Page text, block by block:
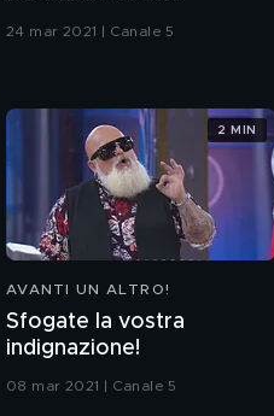
24 mar 2021 | Canale 5
AVANTI UN ALTRO!
Sfogate la vostra
indignazione!
08 mar 2021 | Canale 5
2 MIN